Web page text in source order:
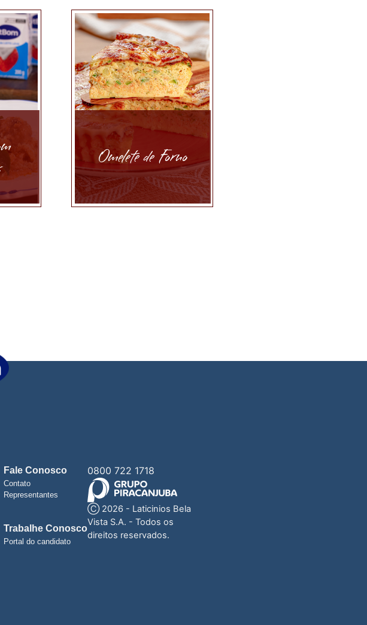
Omelete de Forno
Fale Conosco
Contato
Representantes
Trabalhe Conosco
Portal do candidato
0800 722 1718
Ⓒ 2026 - Laticinios Bela
Vista S.A. - Todos os
direitos reservados.